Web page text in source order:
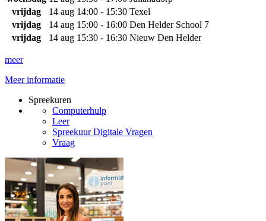
vrijdag
14 aug 14:00 - 15:30 Texel
vrijdag
14 aug 15:00 - 16:00 Den Helder School 7
vrijdag
14 aug 15:30 - 16:30 Nieuw Den Helder
meer
Meer informatie
Spreekuren
Computerhulp
Leer
Spreekuur Digitale Vragen
Vraag